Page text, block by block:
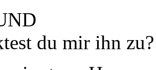
du mir ihn zu?